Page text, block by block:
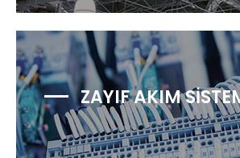
ZAYIF AKIM